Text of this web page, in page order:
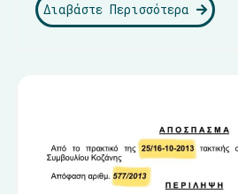
Διαβάστε Περισσότερα